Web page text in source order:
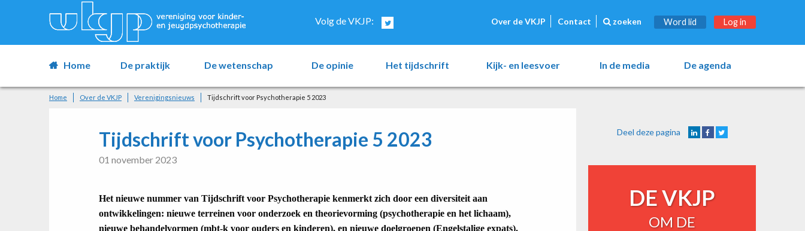
Over de VKJP Contact zoeken Word lid Log in
Volg de VKJP:
Home De praktijk De wetenschap De opinie Het tijdschrift Kijk- en leesvoer In de media De agenda
Home Over de VKJP Verenigingsnieuws Tijdschrift voor Psychotherapie 5 2023
Tijdschrift voor Psychotherapie 5 2023
01 november 2023
Het nieuwe nummer van Tijdschrift voor Psychotherapie kenmerkt zich door een diversiteit aan
ontwikkelingen: nieuwe terreinen voor onderzoek en theorievorming (psychotherapie en het lichaam),
nieuwe behandelvormen (mbt-k voor ouders en kinderen), en nieuwe doelgroepen (Engelstalige expats).
Deel deze pagina
DE VKJP
OM DE